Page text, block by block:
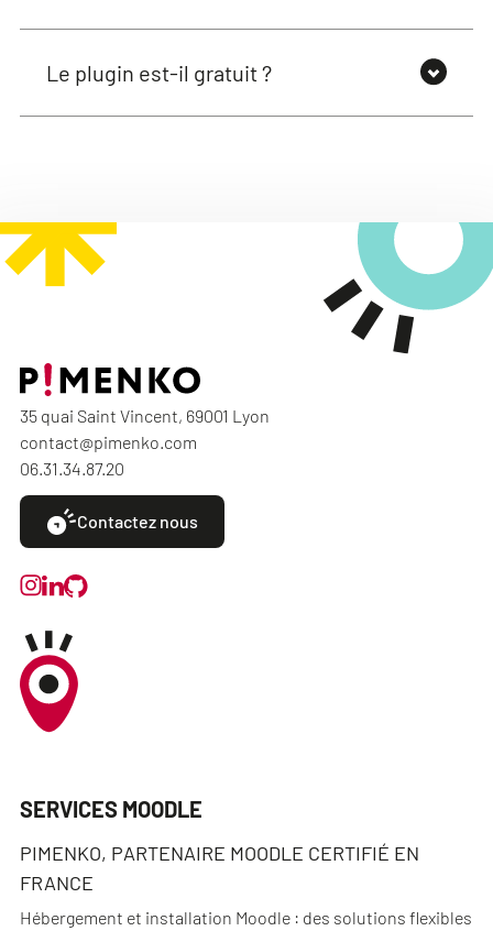
Le plugin est-il gratuit ?
35 quai Saint Vincent, 69001 Lyon
contact@pimenko.com
06.31.34.87.20
Contactez nous
SERVICES MOODLE
PIMENKO, PARTENAIRE MOODLE CERTIFIÉ EN
FRANCE
Hébergement et installation Moodle : des solutions flexibles